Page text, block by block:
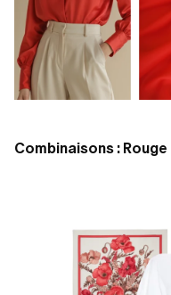
Combinaisons :